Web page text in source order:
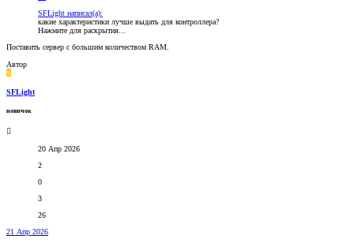
SFLight написал(а):
какие характеристики лучше выдать для контроллера?
Нажмите для раскрытия...
Поставить сервер c большим количеством RAM.
Автор
S
SFLight
новичок
20 Апр 2026
2
0
3
26
21 Апр 2026